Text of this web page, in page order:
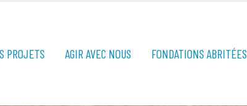
PROJETS AGIR AVEC NOUS FONDATIONS ABRITÉES